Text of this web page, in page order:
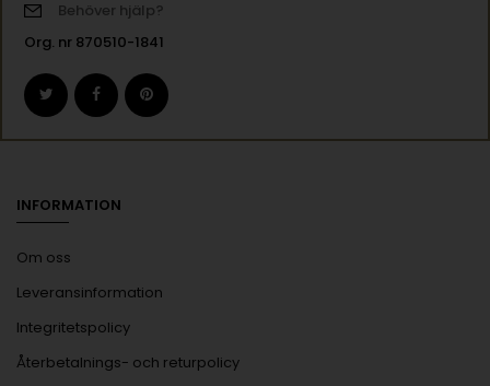
Behöver hjälp?
Org. nr 870510-1841
INFORMATION
Om oss
Leveransinformation
Integritetspolicy
Återbetalnings- och returpolicy